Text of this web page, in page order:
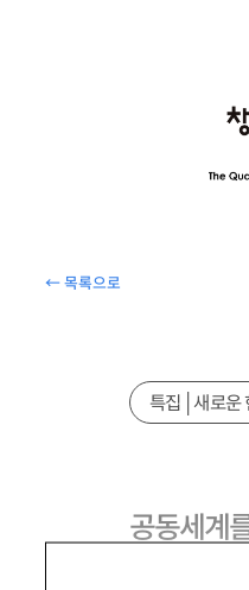
← 목록으로
특집│새로운
공동세계